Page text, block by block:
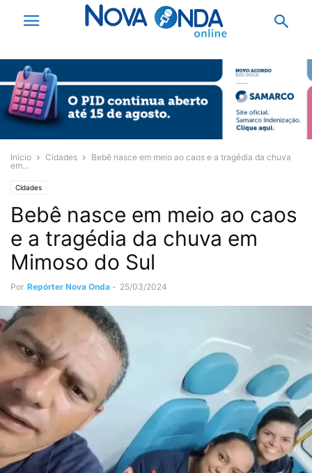
Início Cidades
Bebê nasce em meio ao caos e a tragédia da chuva
em...
Cidades
Bebê nasce em meio ao caos
e a tragédia da chuva em
Mimoso do Sul
Por Repórter Nova Onda - 25/03/2024